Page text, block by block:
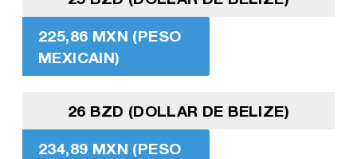
225,86 MXN (PESO
MEXICAIN)
26 BZD (DOLLAR DE BELIZE)
234,89 MXN (PESO